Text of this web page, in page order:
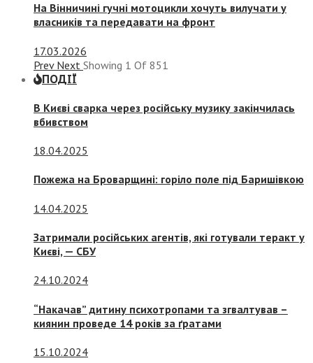
На Вінничині гучні мотоцикли хочуть вилучати у
власників та передавати на фронт
17.03.2026
Prev Next Showing 1 Of 851
ПОДІЇ
В Києві сварка через російську музику закінчилась
вбивством
18.04.2025
Пожежа на Броварщині: горіло поле під Баришівкою
14.04.2025
Затримали російських агентів, які готували теракт у
Києві, — СБУ
24.10.2024
“Накачав” дитину психотропами та згвалтував –
киянин проведе 14 років за ґратами
15.10.2024